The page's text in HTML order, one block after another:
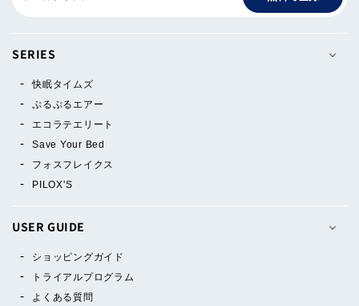
SERIES
快眠タイムズ
ぷるぷるエアー
エコラテエリート
Save Your Bed
フォスフレイクス
PILOX'S
USER GUIDE
ショッピングガイド
トライアルプログラム
よくある質問